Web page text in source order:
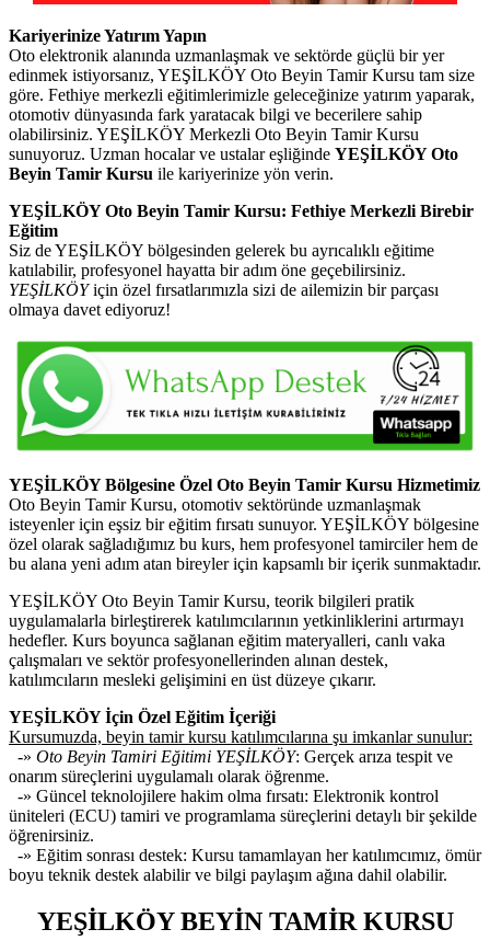
Kariyerinize Yatırım Yapın
Oto elektronik alanında uzmanlaşmak ve sektörde güçlü bir yer
edinmek istiyorsanız, YEŞİLKÖY Oto Beyin Tamir Kursu tam size
göre. Fethiye merkezli eğitimlerimizle geleceğinize yatırım yaparak,
otomotiv dünyasında fark yaratacak bilgi ve becerilere sahip
olabilirsiniz. YEŞİLKÖY Merkezli Oto Beyin Tamir Kursu
sunuyoruz. Uzman hocalar ve ustalar eşliğinde YEŞİLKÖY Oto
Beyin Tamir Kursu ile kariyerinize yön verin.
YEŞİLKÖY Oto Beyin Tamir Kursu: Fethiye Merkezli Birebir
Eğitim
Siz de YEŞİLKÖY bölgesinden gelerek bu ayrıcalıklı eğitime
katılabilir, profesyonel hayatta bir adım öne geçebilirsiniz.
YEŞİLKÖYiçin özel fırsatlarımızla sizi de ailemizin bir parçası
olmaya davet ediyoruz!
YEŞİLKÖY Bölgesine Özel Oto Beyin Tamir Kursu Hizmetimiz
Oto Beyin Tamir Kursu, otomotiv sektöründe uzmanlaşmak
isteyenler için eşsiz bir eğitim fırsatı sunuyor. YEŞİLKÖY bölgesine
özel olarak sağladığımız bu kurs, hem profesyonel tamirciler hem de
bu alana yeni adım atan bireyler için kapsamlı bir içerik sunmaktadır.
YEŞİLKÖY Oto Beyin Tamir Kursu, teorik bilgileri pratik
uygulamalarla birleştirerek katılımcılarının yetkinliklerini artırmayı
hedefler. Kurs boyunca sağlanan eğitim materyalleri, canlı vaka
çalışmaları ve sektör profesyonellerinden alınan destek,
katılımcıların mesleki gelişimini en üst düzeye çıkarır.
YEŞİLKÖY İçin Özel Eğitim İçeriği
Kursumuzda, beyin tamir kursu katılımcılarına şu imkanlar sunulur:
-» Oto Beyin Tamiri Eğitimi YEŞİLKÖY: Gerçek arıza tespit ve
onarım süreçlerini uygulamalı olarak öğrenme.
-» Güncel teknolojilere hakim olma fırsatı: Elektronik kontrol
üniteleri (ECU) tamiri ve programlama süreçlerini detaylı bir şekilde
öğrenirsiniz.
-» Eğitim sonrası destek: Kursu tamamlayan her katılımcımız, ömür
boyu teknik destek alabilir ve bilgi paylaşım ağına dahil olabilir.
YEŞİLKÖY BEYİN TAMİR KURSU